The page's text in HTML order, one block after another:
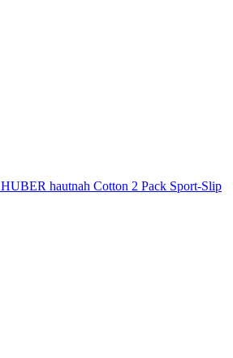
HUBER hautnah Cotton 2 Pack Sport-Slip